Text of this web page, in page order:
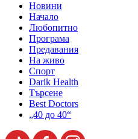
Новини
Начало
Любопитно
Програма
Предавания
На живо
Спорт
Darik Health
Търсене
Best Doctors
„40 до 40“